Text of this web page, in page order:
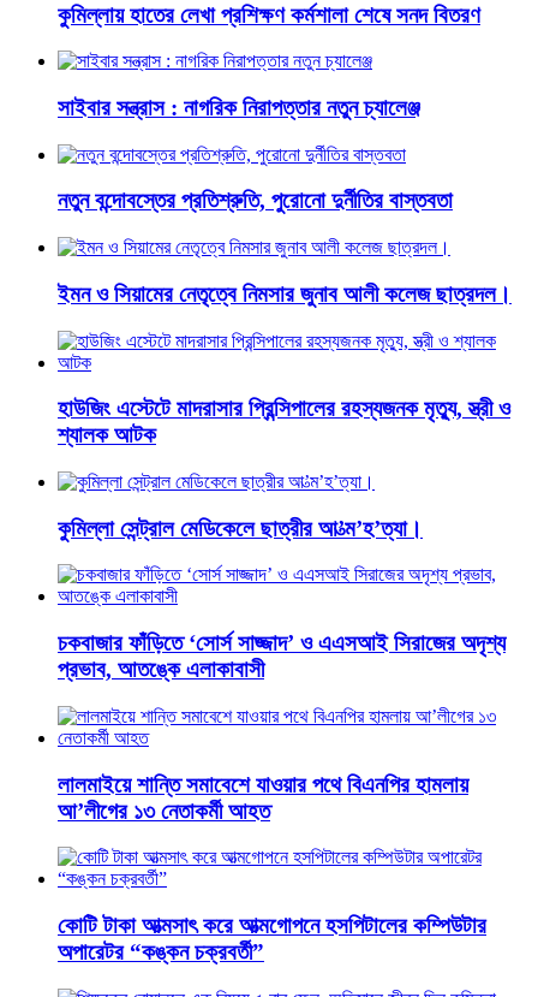
কুমিল্লায় হাতের লেখা প্রশিক্ষণ কর্মশালা শেষে সনদ বিতরণ
সাইবার সন্ত্রাস : নাগরিক নিরাপত্তার নতুন চ্যালেঞ্জ
নতুন বন্দোবস্তের প্রতিশ্রুতি, পুরোনো দুর্নীতির বাস্তবতা
ইমন ও সিয়ামের নেতৃত্বে নিমসার জুনাব আলী কলেজ ছাত্রদল।
হাউজিং এস্টেটে মাদরাসার প্রিন্সিপালের রহস্যজনক মৃত্যু, স্ত্রী ও
শ্যালক আটক
কুমিল্লা সেন্ট্রাল মেডিকেলে ছাত্রীর আ’ত্ম’হ’ত্যা।
চকবাজার ফাঁড়িতে ‘সোর্স সাজ্জাদ’ ও এএসআই সিরাজের অদৃশ্য
প্রভাব, আতঙ্কে এলাকাবাসী
লালমাইয়ে শান্তি সমাবেশে যাওয়ার পথে বিএনপির হামলায়
আ’লীগের ১৩ নেতাকর্মী আহত
কোটি টাকা আত্মসাৎ করে আত্মগোপনে হসপিটালের কম্পিউটার
অপারেটর “কঙ্কন চক্রবর্তী”